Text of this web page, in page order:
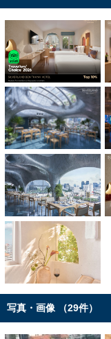
写真・画像 （29件）